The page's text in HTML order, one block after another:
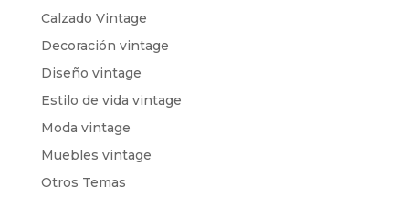
Calzado Vintage
Decoración vintage
Diseño vintage
Estilo de vida vintage
Moda vintage
Muebles vintage
Otros Temas